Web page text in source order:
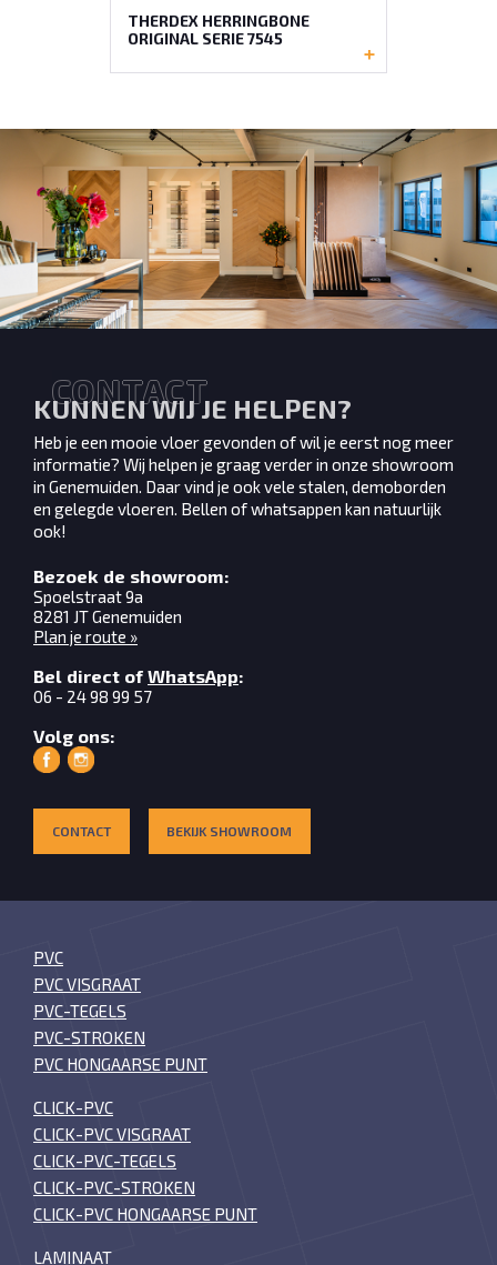
THERDEX HERRINGBONE
ORIGINAL SERIE 7545
CONTACT
KUNNEN WIJ JE HELPEN?
Heb je een mooie vloer gevonden of wil je eerst nog meer
informatie? Wij helpen je graag verder in onze showroom
in Genemuiden. Daar vind je ook vele stalen, demoborden
en gelegde vloeren. Bellen of whatsappen kan natuurlijk
ook!
Bezoek de showroom
Spoelstraat 9a
8281 JT Genemuiden
Plan je route »
Bel direct of WhatsApp
06 - 24 98 99 57
Volg ons
CONTACT BEKIJK SHOWROOM
PVC
PVC VISGRAAT
PVC-TEGELS
PVC-STROKEN
PVC HONGAARSE PUNT
CLICK-PVC
CLICK-PVC VISGRAAT
CLICK-PVC-TEGELS
CLICK-PVC-STROKEN
CLICK-PVC HONGAARSE PUNT
LAMINAAT